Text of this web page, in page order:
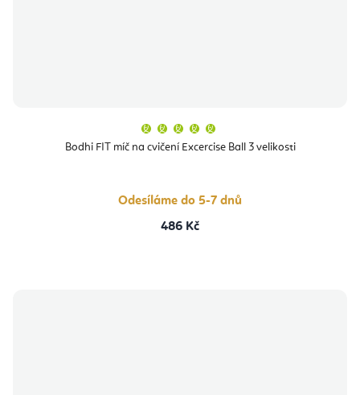
Bodhi FIT míč na cvičení Excercise Ball 3 velikosti
produktu
je
hvězdiček.
Odesíláme do 5-7 dnů
486 Kč